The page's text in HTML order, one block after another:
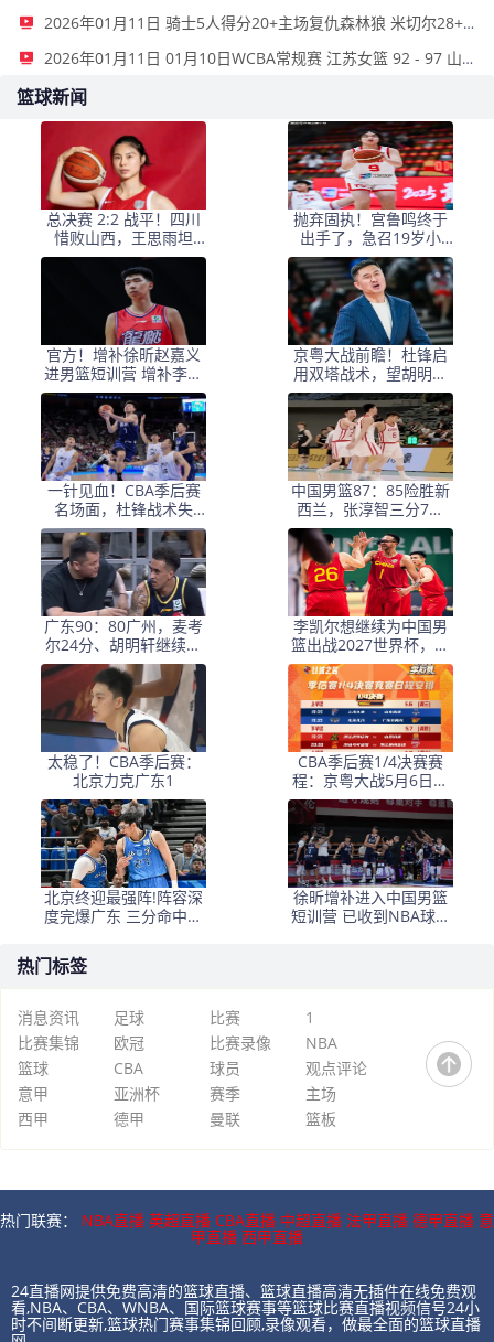
2026年01月11日 骑士5人得分20+主场复仇森林狼 米切尔28+8 爱德华兹25+5
2026年01月11日 01月10日WCBA常规赛 江苏女篮 92 - 97 山东女篮 全场集锦
篮球新闻
总决赛 2:2 战平！四川
惜败山西，王思雨坦
言：我们输给了自己
抛弃固执！宫鲁鸣终于
出手了，急召19岁小
将，填补中国女篮空缺
官方！增补徐昕赵嘉义
进男篮短训营 增补李雨
汧进女篮集训队
京粤大战前瞻！杜锋启
用双塔战术，望胡明轩
爆发，三分球是关键
一针见血！CBA季后赛
名场面，杜锋战术失
灵，0
中国男篮87：85险胜新
西兰，张淳智三分7中
5、陈昱休14分10助
攻！
广东90：80广州，麦考
尔24分、胡明轩继续火
爆、张皓嘉负责犯规！
李凯尔想继续为中国男
篮出战2027世界杯，但
他已经退出中国国籍！
太稳了！CBA季后赛：
北京力克广东1
CBA季后赛1/4决赛赛
程：京粤大战5月6日率
先打响
北京终迎最强阵!阵容深
度完爆广东 三分命中率
徐昕增补进入中国男篮
短训营 已收到NBA球队
热门标签
消息资讯 足球 比赛
1
比赛集锦
欧冠 比赛录像
NBA
篮球
CBA 球员
观点评论
意甲
亚洲杯 赛季
主场
西甲
德甲 曼联 篮板
热门联赛： NBA直播 英超直播 CBA直播 中超直播 法甲直播 德甲直播 意
甲直播 西甲直播
24直播网提供免费高清的篮球直播、篮球直播高清无插件在线免费观
看,NBA、CBA、WNBA、国际篮球赛事等篮球比赛直播视频信号24小
时不间断更新,篮球热门赛事集锦回顾,录像观看，做最全面的篮球直播